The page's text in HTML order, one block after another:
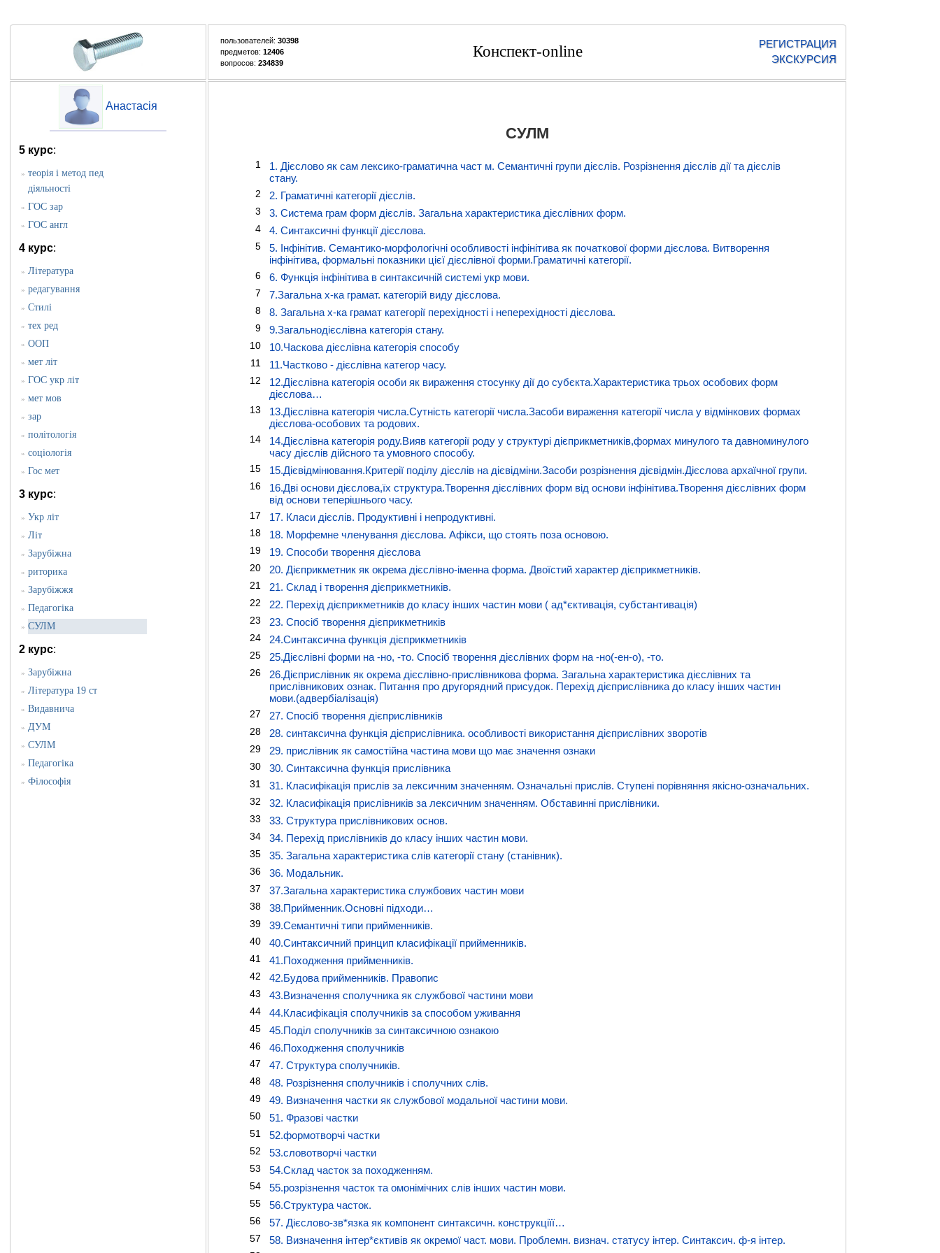
пользователей: 30398
предметов: 12406
вопросов: 234839
Конспект-online
РЕГИСТРАЦИЯ
ЭКСКУРСИЯ
Анастасія
5 курс:
» теорія і метод пед
діяльності
» ГОС зар
» ГОС англ
4 курс:
» Література
» редагування
» Стилі
» тех ред
» ООП
» мет літ
» ГОС укр літ
» мет мов
» зар
» політологія
» соціологія
» Гос мет
3 курс:
» Укр літ
» Літ
» Зарубіжна
» риторика
» Зарубіжжя
» Педагогіка
» СУЛМ
2 курс:
» Зарубіжна
» Література 19 ст
» Видавнича
» ДУМ
» СУЛМ
» Педагогіка
» Філософія
СУЛМ
1
1. Дієслово як сам лексико-граматична част м. Семантичні групи дієслів. Розрізнення дієслів дії та дієслів
стану.
2 2. Граматичні категорії дієслів.
3 3. Система грам форм дієслів. Загальна характеристика дієслівних форм.
4 4. Синтаксичні функції дієслова.
5
5. Інфінітив. Семантико-морфологічні особливості інфінітива як початкової форми дієслова. Витворення
інфінітива, формальні показники цієї дієслівної форми.Граматичні категорії.
6 6. Функція інфінітива в синтаксичній системі укр мови.
7 7.Загальна х-ка грамат. категорій виду дієслова.
8 8. Загальна х-ка грамат категорії перехідності і неперехідності дієслова.
9 9.Загальнодієслівна категорія стану.
10 10.Часкова дієслівна категорія способу
11 11.Частково - дієслівна категор часу.
12
12.Дієслівна категорія особи як вираження стосунку дії до субєкта.Характеристика трьох особових форм
дієслова…
13
13.Дієслівна категорія числа.Сутність категорії числа.Засоби вираження категорії числа у відмінкових формах
дієслова-особових та родових.
14
14.Дієслівна категорія роду.Вияв категорії роду у структурі дієприкметників,формах минулого та давноминулого
часу дієслів дійсного та умовного способу.
15 15.Дієвідмінювання.Критерії поділу дієслів на дієвідміни.Засоби розрізнення дієвідмін.Дієслова архаїчної групи.
16
16.Дві основи дієслова,їх структура.Творення дієслівних форм від основи інфінітива.Творення дієслівних форм
від основи теперішнього часу.
17 17. Класи дієслів. Продуктивні і непродуктивні.
18 18. Морфемне членування дієслова. Афікси, що стоять поза основою.
19 19. Способи творення дієслова
20 20. Дієприкметник як окрема дієслівно-іменна форма. Двоїстий характер дієприкметників.
21 21. Склад і творення дієприкметників.
22 22. Перехід дієприкметників до класу інших частин мови ( ад*єктивація, субстантивація)
23 23. Спосіб творення дієприкметників
24 24.Синтаксична функція дієприкметників
25 25.Дієслівні форми на -но, -то. Спосіб творення дієслівних форм на -но(-ен-о), -то.
26
26.Дієприслівник як окрема дієслівно-прислівникова форма. Загальна характеристика дієслівних та
прислівникових ознак. Питання про другорядний присудок. Перехід дієприслівника до класу інших частин
мови.(адвербіалізація)
27 27. Спосіб творення дієприслівників
28 28. синтаксична функція дієприслівника. особливості використання дієприслівних зворотів
29 29. прислівник як самостійна частина мови що має значення ознаки
30 30. Синтаксична функція прислівника
31 31. Класифікація прислів за лексичним значенням. Означальні прислів. Ступені порівняння якісно-означальних.
32 32. Класифікація прислівників за лексичним значенням. Обставинні прислівники.
33 33. Структура прислівникових основ.
34 34. Перехід прислівників до класу інших частин мови.
35 35. Загальна характеристика слів категорії стану (станівник).
36 36. Модальник.
37 37.Загальна характеристика службових частин мови
38 38.Прийменник.Основні підходи…
39 39.Семантичні типи прийменників.
40 40.Синтаксичний принцип класифікації прийменників.
41 41.Походження прийменників.
42 42.Будова прийменників. Правопис
43 43.Визначення сполучника як службової частини мови
44 44.Класифікація сполучників за способом уживання
45 45.Поділ сполучників за синтаксичною ознакою
46 46.Походження сполучників
47 47. Структура сполучників.
48 48. Розрізнення сполучників і сполучних слів.
49 49. Визначення частки як службової модальної частини мови.
50 51. Фразові частки
51 52.формотворчі частки
52 53.словотворчі частки
53 54.Склад часток за походженням.
54 55.розрізнення часток та омонімічних слів інших частин мови.
55 56.Структура часток.
56 57. Дієслово-зв*язка як компонент синтаксичн. конструкціїї…
57 58. Визначення інтер*єктивів як окремої част. мови. Проблемн. визнач. статусу інтер. Синтаксич. ф-я інтер.